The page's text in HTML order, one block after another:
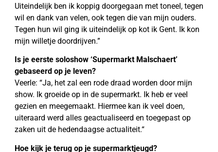
Uiteindelijk ben ik koppig doorgegaan met toneel, tegen
wil en dank van velen, ook tegen die van mijn ouders.
Tegen hun wil ging ik uiteindelijk op kot ik Gent. Ik kon
mijn willetje doordrijven.”
Is je eerste soloshow ‘Supermarkt Malschaert’
gebaseerd op je leven?
Veerle: “Ja, het zal een rode draad worden door mijn
show. Ik groeide op in de supermarkt. Ik heb er veel
gezien en meegemaakt. Hiermee kan ik veel doen,
uiteraard werd alles geactualiseerd en toegepast op
zaken uit de hedendaagse actualiteit.“
Hoe kijk je terug op je supermarktjeugd?